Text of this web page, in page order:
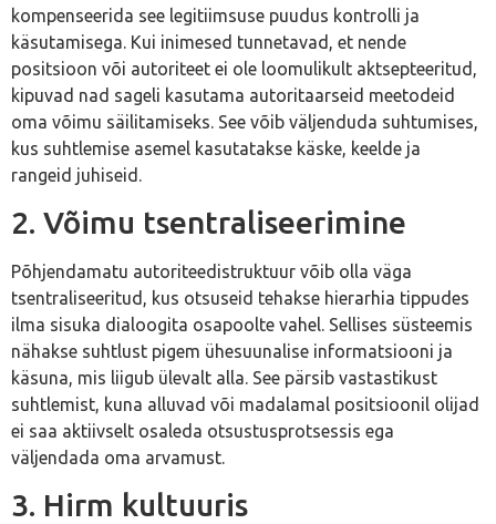
kompenseerida see legitiimsuse puudus kontrolli ja
käsutamisega. Kui inimesed tunnetavad, et nende
positsioon või autoriteet ei ole loomulikult aktsepteeritud,
kipuvad nad sageli kasutama autoritaarseid meetodeid
oma võimu säilitamiseks. See võib väljenduda suhtumises,
kus suhtlemise asemel kasutatakse käske, keelde ja
rangeid juhiseid.
2. Võimu tsentraliseerimine
Põhjendamatu autoriteedistruktuur võib olla väga
tsentraliseeritud, kus otsuseid tehakse hierarhia tippudes
ilma sisuka dialoogita osapoolte vahel. Sellises süsteemis
nähakse suhtlust pigem ühesuunalise informatsiooni ja
käsuna, mis liigub ülevalt alla. See pärsib vastastikust
suhtlemist, kuna alluvad või madalamal positsioonil olijad
ei saa aktiivselt osaleda otsustusprotsessis ega
väljendada oma arvamust.
3. Hirm kultuuris